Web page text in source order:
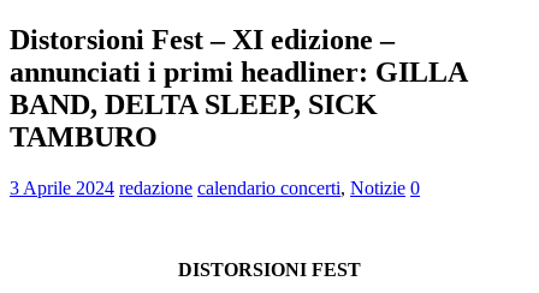
Distorsioni Fest – XI edizione –
annunciati i primi headliner: GILLA
BAND, DELTA SLEEP, SICK
TAMBURO
3 Aprile 2024 redazione calendario concerti, Notizie 0
DISTORSIONI FEST